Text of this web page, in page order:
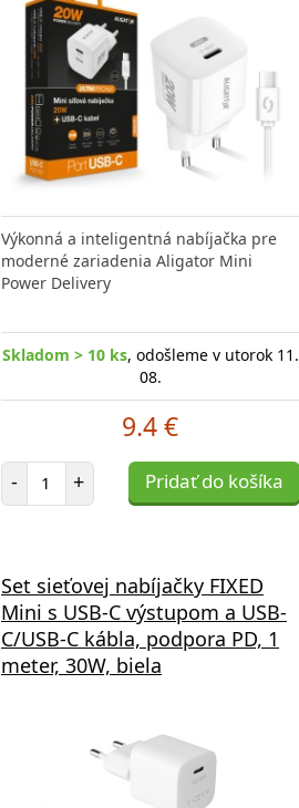
Výkonná a inteligentná nabíjačka pre
moderné zariadenia Aligator Mini
Power Delivery
Skladom > 10 ks, odošleme v utorok 11.
08.
9.4 €
- Počet položiek
+ Pridať do košíka
Set sieťovej nabíjačky FIXED
Mini s USB-C výstupom a USB-
C/USB-C kábla, podpora PD, 1
meter, 30W, biela